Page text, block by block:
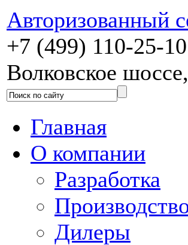
Авторизованный
+7 (499) 110-25-10
Волковское
Главная
О компании
Разработка
Дилеры